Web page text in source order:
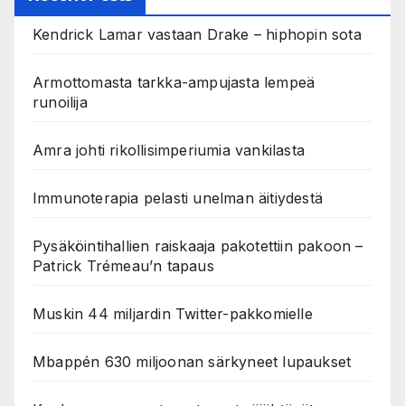
Kendrick Lamar vastaan Drake – hiphopin sota
Armottomasta tarkka-ampujasta lempeä
runoilija
Amra johti rikollisimperiumia vankilasta
Immunoterapia pelasti unelman äitiydestä
Pysäköintihallien raiskaaja pakotettiin pakoon –
Patrick Trémeau’n tapaus
Muskin 44 miljardin Twitter-pakkomielle
Mbappén 630 miljoonan särkyneet lupaukset